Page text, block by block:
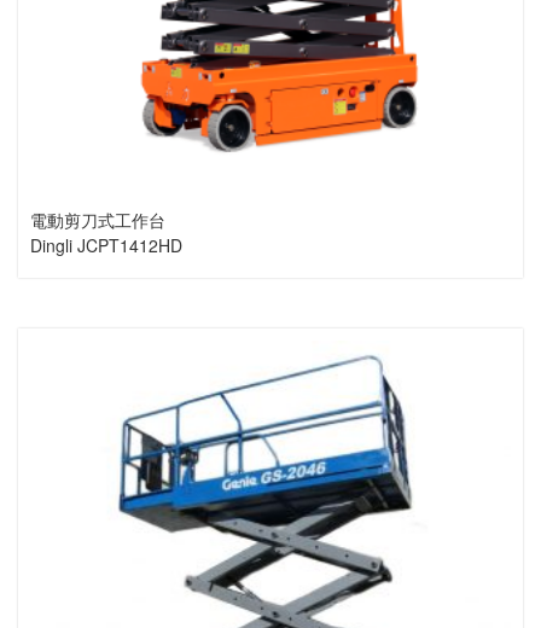
電動剪刀式工作台
Dingli JCPT1412HD